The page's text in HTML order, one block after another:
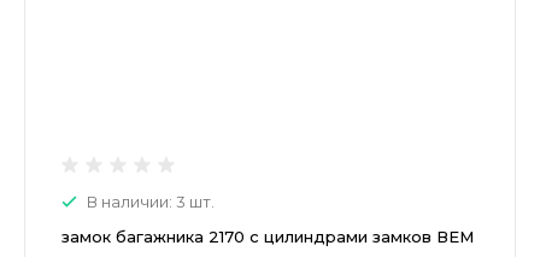
В наличии: 3 шт.
замок багажника 2170 с цилиндрами замков ВЕМ